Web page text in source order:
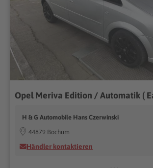
Opel Meriva Edition / Automatik (
H & G Automobile Hans Czerwinski
44879 Bochum
Händler kontaktieren